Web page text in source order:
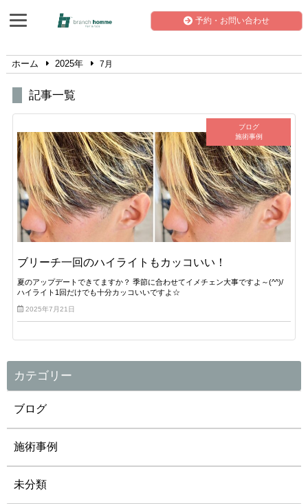
予約・お問い合わせ
ホーム 2025年 7月
記事一覧
ブログ
施術事例
ブリーチ一回のハイライトもカッコいい！
夏のアップデートできてますか？ 季節に合わせてイメチェン大事ですよ～(^^)/
ハイライト1回だけでも十分カッコいいですよ☆
2025年7月21日
カテゴリー
ブログ
施術事例
未分類